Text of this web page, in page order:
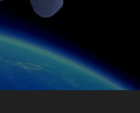
lmessage、
強化し、AIから
きる機能を拡充